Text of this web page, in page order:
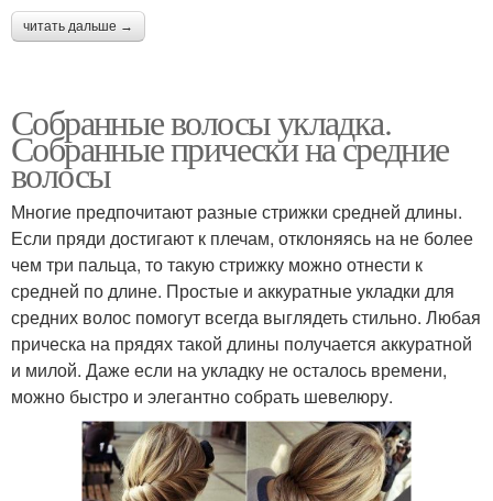
читать дальше →
Собранные волосы укладка.
Собранные прически на средние
волосы
Многие предпочитают разные стрижки средней длины.
Если пряди достигают к плечам, отклоняясь на не более
чем три пальца, то такую стрижку можно отнести к
средней по длине. Простые и аккуратные укладки для
средних волос помогут всегда выглядеть стильно. Любая
прическа на прядях такой длины получается аккуратной
и милой. Даже если на укладку не осталось времени,
можно быстро и элегантно собрать шевелюру.